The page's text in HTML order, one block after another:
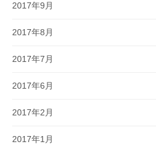
2017年9月
2017年8月
2017年7月
2017年6月
2017年2月
2017年1月